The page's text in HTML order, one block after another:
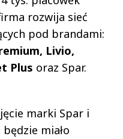
rozwija sieć
pod brandami:
Livio,
Plus oraz Spar.
marki Spar i
miało